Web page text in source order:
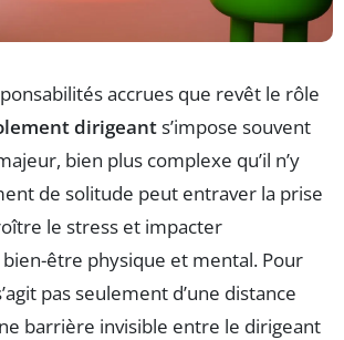
accrues que revêt le rôle
dirigeants’impose souvent
bien plus complexe qu’il n’y
de solitude peut entraver la prise
le stress et impacter
être physique et mental. Pour
pas seulement d’une distance
barrière invisible entre le dirigeant